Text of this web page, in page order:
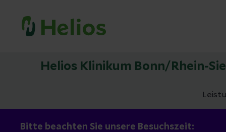
Helios Klinikum Bonn/Rhein-
Bitte beachten Sie unsere Besuchszeit: